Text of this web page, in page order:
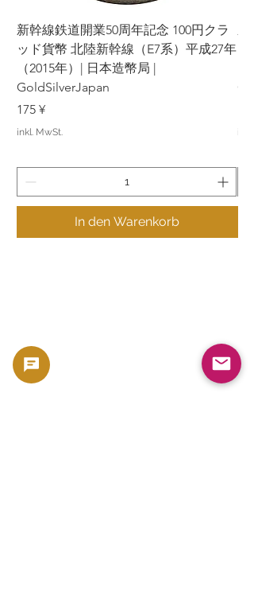
und Ihre Mitarbeit. Ihre Zufriedenheit
hat für uns oberste Priorität und wir
werden unser Bestes tun, um Ihnen ein
angenehmes Einkaufserlebnis zu
bieten.
新幹線鉄道開業50周年記念 100円クラ
ッド貨幣 北陸新幹線（E7系）平成27年
（2015年）| 日本造幣局 |
GoldSilverJapan
Preis
175 ¥
inkl. MwSt.
In den Warenkorb